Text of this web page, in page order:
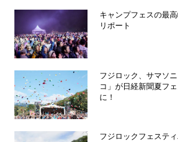
キャンプフェスの最
リポート
フジロック、サマソ
コ」が日経新聞夏フ
に！
フジロックフェステ